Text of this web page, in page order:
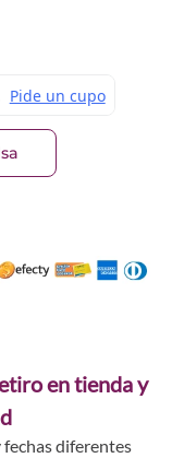
en tienda y
fechas diferentes